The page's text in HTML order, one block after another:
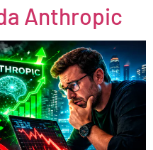
Anthropic